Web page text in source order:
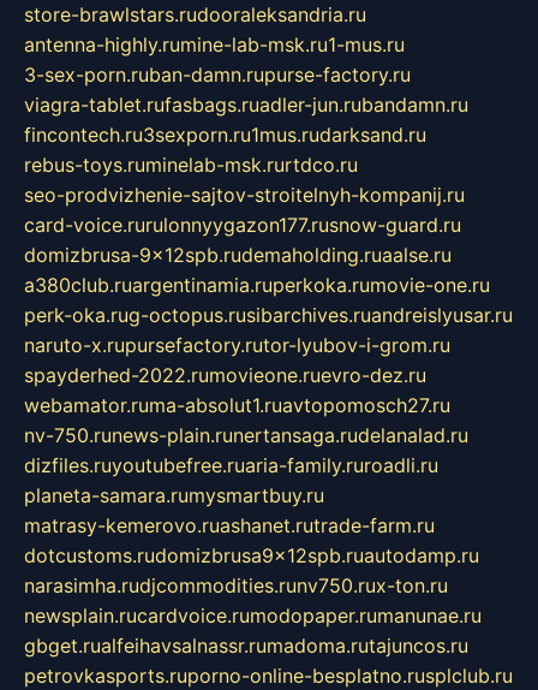
store-brawlstars.rudooraleksandria.ru
antenna-highly.rumine-lab-msk.ru1-mus.ru
3-sex-porn.ruban-damn.rupurse-factory.ru
viagra-tablet.rufasbags.ruadler-jun.rubandamn.ru
fincontech.ru3sexporn.ru1mus.rudarksand.ru
rebus-toys.ruminelab-msk.rurtdco.ru
seo-prodvizhenie-sajtov-stroitelnyh-kompanij.ru
card-voice.rurulonnyygazon177.rusnow-guard.ru
domizbrusa-9x12spb.rudemaholding.ruaalse.ru
a380club.ruargentinamia.ruperkoka.rumovie-one.ru
perk-oka.rug-octopus.rusibarchives.ruandreislyusar.ru
naruto-x.rupursefactory.rutor-lyubov-i-grom.ru
spayderhed-2022.rumovieone.ruevro-dez.ru
webamator.ruma-absolut1.ruavtopomosch27.ru
nv-750.runews-plain.runertansaga.rudelanalad.ru
dizfiles.ruyoutubefree.ruaria-family.ruroadli.ru
planeta-samara.rumysmartbuy.ru
matrasy-kemerovo.ruashanet.rutrade-farm.ru
dotcustoms.rudomizbrusa9x12spb.ruautodamp.ru
narasimha.rudjcommodities.runv750.rux-ton.ru
newsplain.rucardvoice.rumodopaper.rumanunae.ru
gbget.rualfeihavsalnassr.rumadoma.rutajuncos.ru
petrovkasports.ruporno-online-besplatno.rusplclub.ru